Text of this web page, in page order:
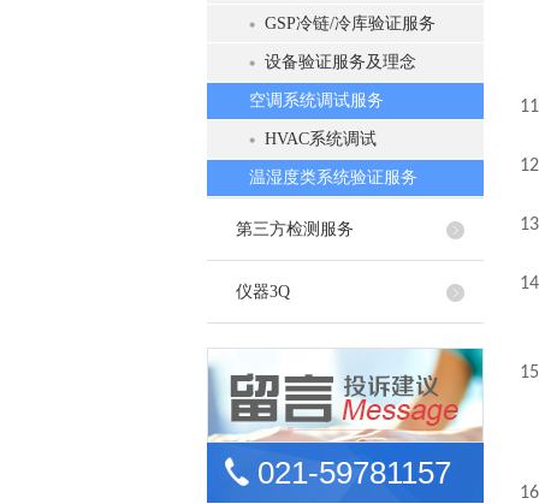
GSP冷链/冷库验证服务
设备验证服务及理念
空调系统调试服务
HVAC系统调试
温湿度类系统验证服务
第三方检测服务
仪器3Q
021-59781157